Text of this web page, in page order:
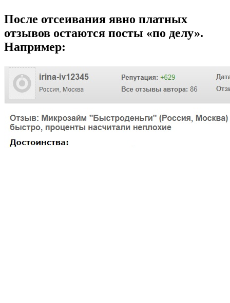
После отсеивания явно платных
отзывов остаются посты «по делу».
Например: